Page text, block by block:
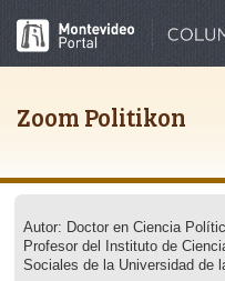
Zoom Politikon
Autor: Doctor en Ciencia
Profesor del Instituto de
Sociales de la Universidad de